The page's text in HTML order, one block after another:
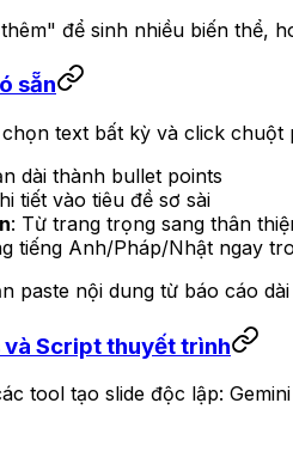
để sinh nhiều biến thể,
sẵn
text bất kỳ và click chuột
dài thành bullet points
tiết vào tiêu đề sơ sài
: Từ trang trọng sang thân
tiếng Anh/Pháp/Nhật ngay
paste nội dung từ báo cáo
Script thuyết trình
tool tạo slide độc lập: